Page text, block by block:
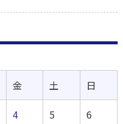
金 土 日
4 5 6